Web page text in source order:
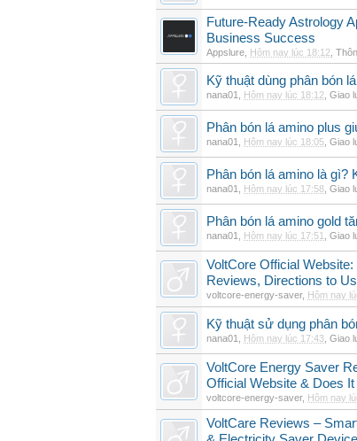
Future-Ready Astrology
Business Success
Appslure Hôm nay lúc 18:12
Kỹ thuật dùng phân bón
nana01 Hôm nay lúc 18:12 Giao
Phân bón lá amino plus
nana01 Hôm nay lúc 18:05 Giao
Phân bón lá amino là gì?
nana01 Hôm nay lúc 17:58 Giao
Phân bón lá amino gold
nana01 Hôm nay lúc 17:51 Giao
VoltCore Official
Reviews, Directions to
voltcore-energy-saver, Hôm nay
Kỹ thuật sử dụng phân
nana01 Hôm nay lúc 17:43 Giao
VoltCore Energy Saver
Official Website & Does
voltcore-energy-saver, Hôm nay
VoltCare Reviews –